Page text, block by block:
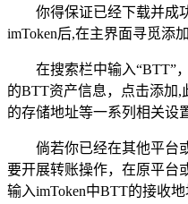
你得保证已经下载并成
imToken后,在主界面寻觅添
在搜索栏中输入“BTT”
的BTT资产信息，点击添加,
的存储地址等一系列相关设
倘若你已经在其他平台
要开展转账操作，在原平台
输入imToken中BTT的接收